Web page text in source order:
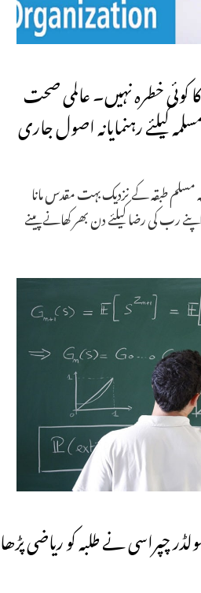
رکھنے سے کوویڈ۔ 19 کا کوئی خطرہ نہیں۔ عالمی صحت
کیلئے رہنمایانہ اصول جاری
مسلم طبقہ کے نزدیک بہت مقدس مانا
رب کی رضا کیلئے دن بھر کھانے پینے
چپراسی نے طلبہ کو ریاضی پڑھا